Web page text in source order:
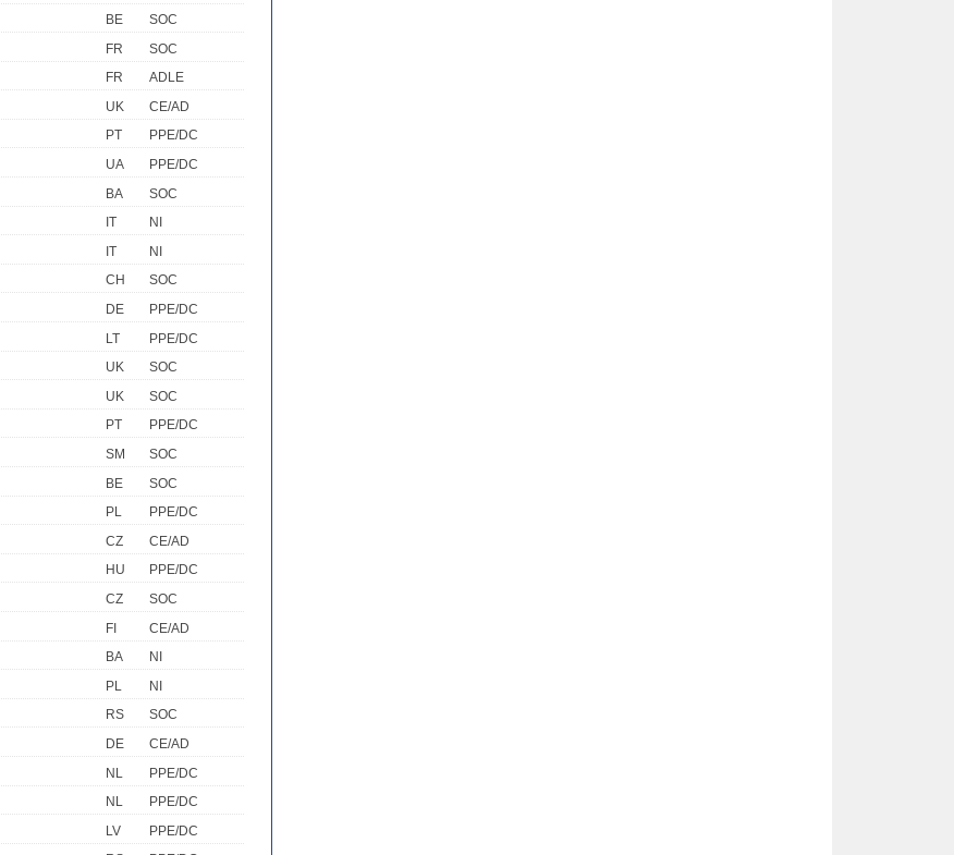
BE
SOC
FR
SOC
FR
ADLE
UK
CE/AD
PT
PPE/DC
UA
PPE/DC
BA
SOC
IT
NI
IT
NI
CH
SOC
DE
PPE/DC
LT
PPE/DC
UK
SOC
UK
SOC
PT
PPE/DC
SM
SOC
BE
SOC
PL
PPE/DC
CZ
CE/AD
HU
PPE/DC
CZ
SOC
FI
CE/AD
BA
NI
PL
NI
RS
SOC
DE
CE/AD
NL
PPE/DC
NL
PPE/DC
LV
PPE/DC